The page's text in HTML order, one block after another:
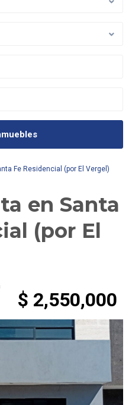
Fe Residencial (por El Vergel)
en Santa
(por El
$ 2,550,000